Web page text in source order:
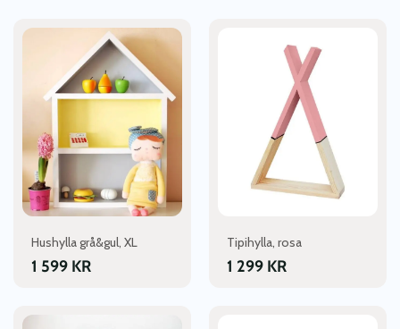
Hushylla grå&gul, XL
1 599 KR
Tipihylla, rosa
1 299 KR